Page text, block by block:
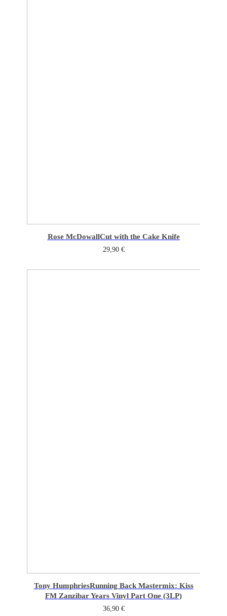
Rose McDowallCut with the Cake Knife
29,90 €
Tony HumphriesRunning Back Mastermix: Kiss
FM Zanzibar Years Vinyl Part One (3LP)
36,90 €